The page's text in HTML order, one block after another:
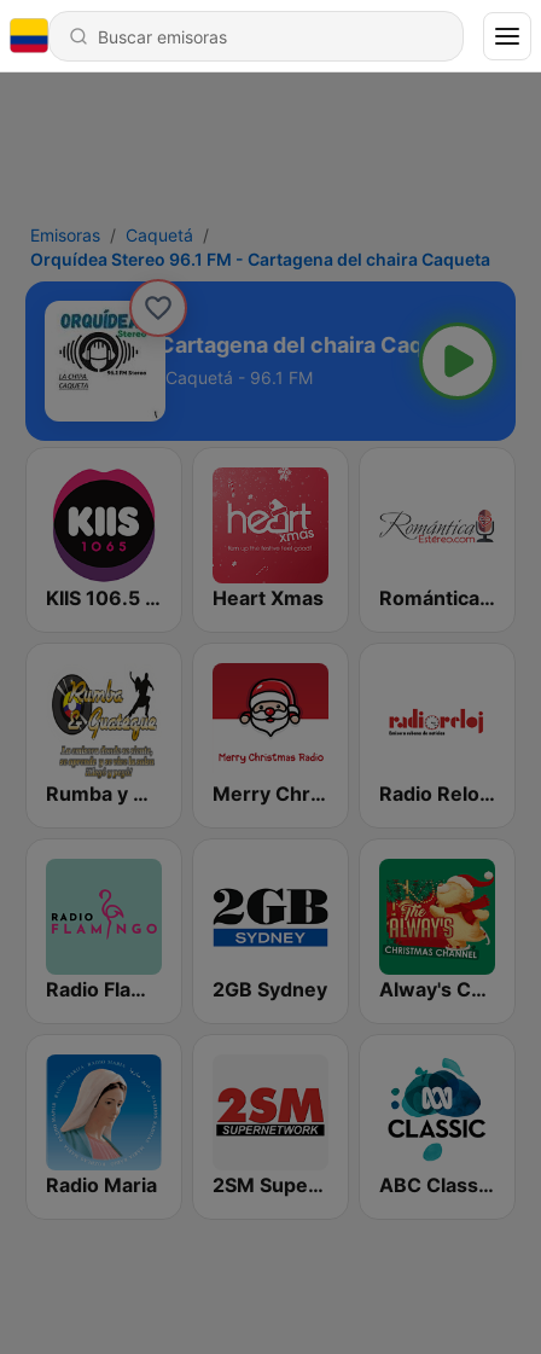
Emisoras
Caquetá
Orquídea Stereo 96.1 FM - Cartagena del chaira Caqueta
96.1 FM - Cartagena del chaira Caqueta
Caquetá - 96.1 FM
KIIS 106.5 FM Heart Xmas Romántica Estéreo
Rumba y Guateque Merry Christmas Radio Radio Reloj 950 AM
Radio Flamingo 2GB Sydney Alway's Christmas Channel
Radio Maria 2SM Super Radio ABC Classic FM